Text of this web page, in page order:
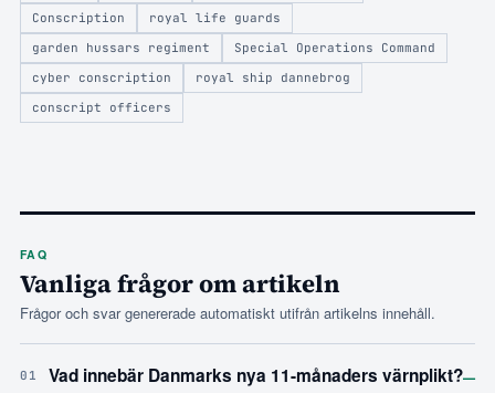
Conscription
royal life guards
garden hussars regiment
Special Operations Command
cyber conscription
royal ship dannebrog
conscript officers
FAQ
Vanliga frågor om artikeln
Frågor och svar genererade automatiskt utifrån artikelns innehåll.
01 Vad innebär Danmarks nya 11-månaders värnplikt?–